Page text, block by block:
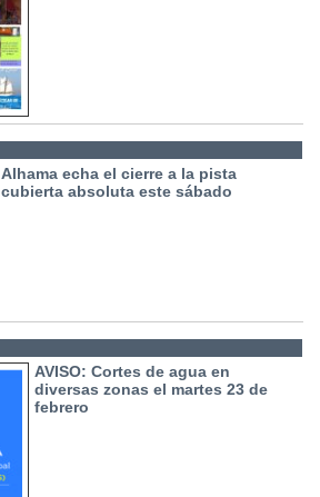
Alhama echa el cierre a la pista
cubierta absoluta este sábado
AVISO: Cortes de agua en
diversas zonas el martes 23 de
febrero